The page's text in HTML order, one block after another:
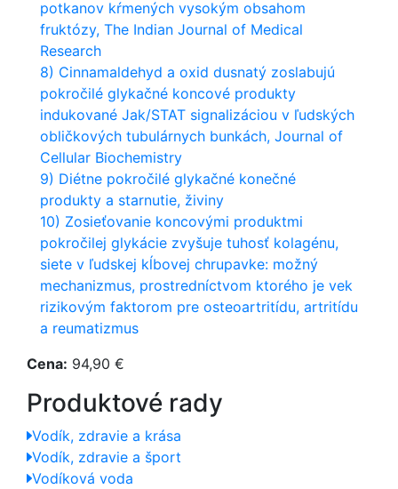
potkanov kŕmených vysokým obsahom
fruktózy, The Indian Journal of Medical
Research
8) Cinnamaldehyd a oxid dusnatý zoslabujú
pokročilé glykačné koncové produkty
indukované Jak/STAT signalizáciou v ľudských
obličkových tubulárnych bunkách, Journal of
Cellular Biochemistry
9) Diétne pokročilé glykačné konečné
produkty a starnutie, živiny
10) Zosieťovanie koncovými produktmi
pokročilej glykácie zvyšuje tuhosť kolagénu,
siete v ľudskej kĺbovej chrupavke: možný
mechanizmus, prostredníctvom ktorého je vek
rizikovým faktorom pre osteoartritídu, artritídu
a reumatizmus
Cena: 94,90 €
Produktové rady
Vodík, zdravie a krása
Vodík, zdravie a šport
Vodíková voda